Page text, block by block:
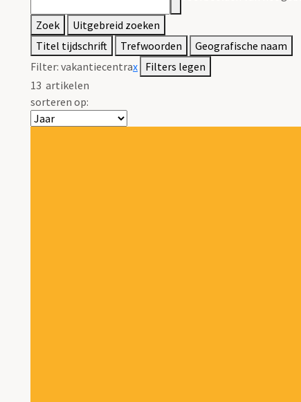
Zoek
Uitgebreid zoeken
Titel tijdschrift
Trefwoorden
Geografische naam
Filter: vakantiecentrax Filters legen
13 artikelen
sorteren op: